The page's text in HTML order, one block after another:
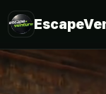
Escape